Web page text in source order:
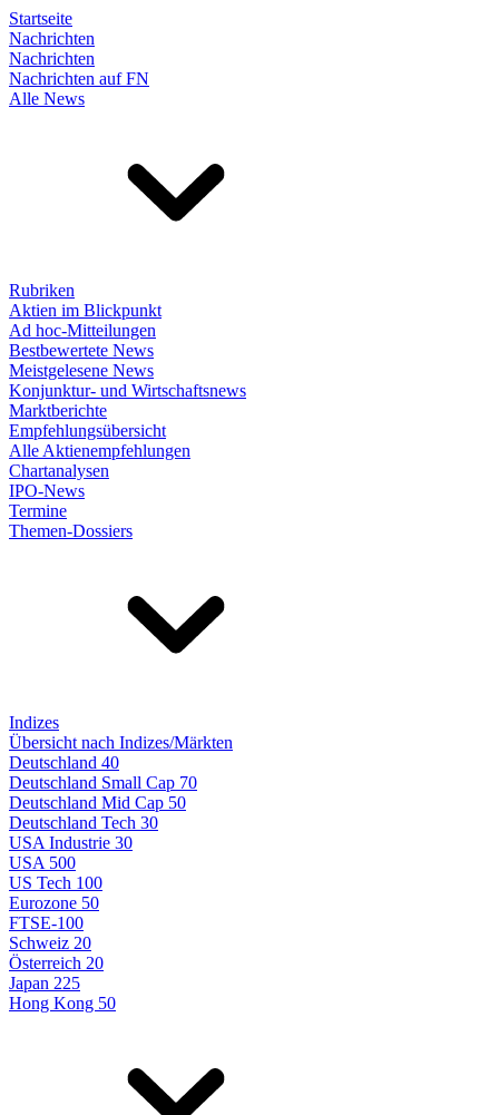
Startseite
Nachrichten
Nachrichten
Nachrichten auf FN
Alle News
Rubriken
Aktien im Blickpunkt
Ad hoc-Mitteilungen
Bestbewertete News
Meistgelesene News
Konjunktur- und Wirtschaftsnews
Marktberichte
Empfehlungsübersicht
Alle Aktienempfehlungen
Chartanalysen
IPO-News
Termine
Themen-Dossiers
Indizes
Übersicht nach Indizes/Märkten
Deutschland 40
Deutschland Small Cap 70
Deutschland Mid Cap 50
Deutschland Tech 30
USA Industrie 30
USA 500
US Tech 100
Eurozone 50
FTSE-100
Schweiz 20
Österreich 20
Japan 225
Hong Kong 50